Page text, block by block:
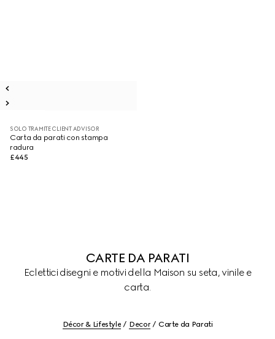
SOLO TRAMITE CLIENT ADVISOR
Carta da parati con stampa
radura
£445
CARTE DA PARATI
Eclettici disegni e motivi della Maison su seta, vinile e
carta.
Décor & Lifestyle Decor Carte da Parati